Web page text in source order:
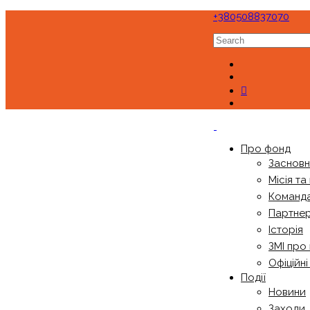
+380508837070
Про фонд
Місія та
Історія
ЗМІ про
Події
Новини